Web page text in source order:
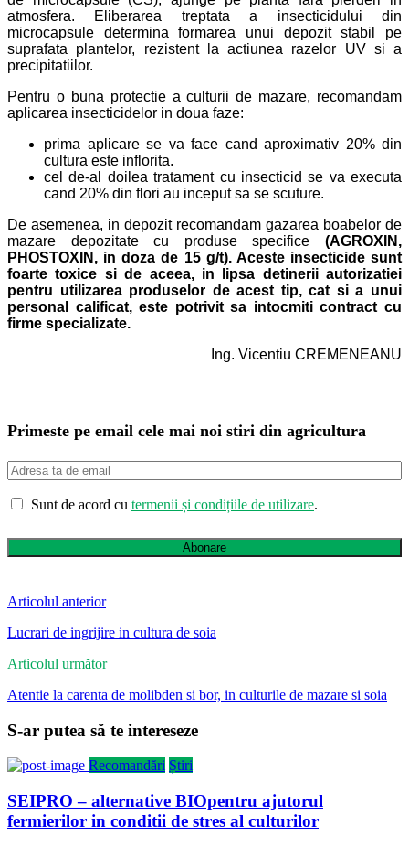
atmosfera. Eliberarea treptata a insecticidului din
microcapsule determina formarea unui depozit stabil pe
suprafata plantelor, rezistent la actiunea razelor UV si a
precipitatiilor.
Pentru o buna protectie a culturii de mazare, recomandam
aplicarea insecticidelor in doua faze:
prima aplicare se va face cand aproximativ 20% din
cultura este inflorita.
cel de-al doilea tratament cu insecticid se va executa
cand 20% din flori au inceput sa se scuture.
De asemenea, in depozit recomandam gazarea boabelor de
mazare depozitate cu produse specifice (AGROXIN,
PHOSTOXIN, in doza de 15 g/t).Aceste insecticide sunt
foarte toxice si de aceea, in lipsa detinerii autorizatiei
pentru utilizarea produselor de acest tip, cat si a unui
personal calificat, este potrivit sa intocmiti contract cu
firme specializate.
Ing. Vicentiu CREMENEANU
Primeste pe email cele mai noi stiri din agricultura
Sunt de acord cu termenii și condițiile de utilizare.
Abonare
Articolul anterior
Lucrari de ingrijire in cultura de soia
Articolul următor
Atentie la carenta de molibden si bor, in culturile de mazare si soia
S-ar putea să te intereseze
Recomandări Știri
SEIPRO – alternative BIOpentru ajutorul
fermierilor in conditii de stres al culturilor